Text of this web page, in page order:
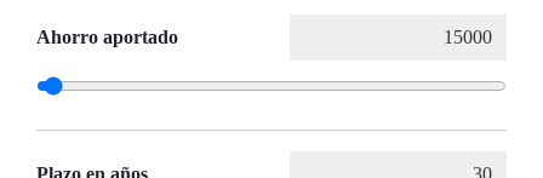
Ahorro aportado